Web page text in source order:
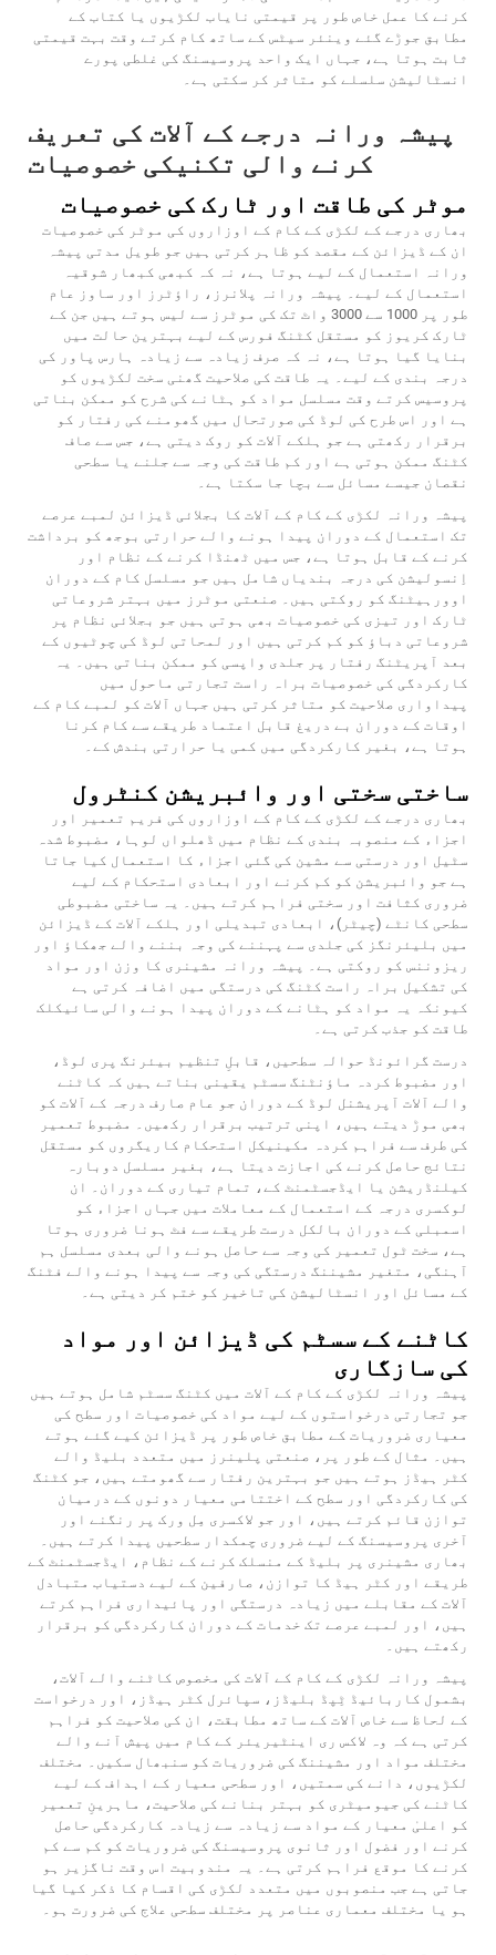
کرنے کا عمل خاص طور پر قیمتی نایاب لکڑیوں یا کتاب کے
مطابق جوڑے گئے وینئر سیٹس کے ساتھ کام کرتے وقت بہت قیمتی
ثابت ہوتا ہے، جہاں ایک واحد پروسیسنگ کی غلطی پورے
انسٹالیشن سلسلے کو متاثر کر سکتی ہے۔
پیشہ ورانہ درجے کے آلات کی تعریف
کرنے والی تکنیکی خصوصیات
موٹر کی طاقت اور ٹارک کی خصوصیات
بھاری درجے کے لکڑی کے کام کے اوزاروں کی موٹر کی خصوصیات
ان کے ڈیزائن کے مقصد کو ظاہر کرتی ہیں جو طویل مدتی پیشہ
ورانہ استعمال کے لیے ہوتا ہے، نہ کہ کبھی کبھار شوقیہ
استعمال کے لیے۔ پیشہ ورانہ پلانرز، راؤٹرز اور ساوز عام
طور پر 1000 سے 3000 واٹ تک کی موٹرز سے لیس ہوتے ہیں جن کے
ٹارک کریوز کو مستقل کٹنگ فورس کے لیے بہترین حالت میں
بنایا گیا ہوتا ہے، نہ کہ صرف زیادہ سے زیادہ ہارس پاور کی
درجہ بندی کے لیے۔ یہ طاقت کی صلاحیت گھنی سخت لکڑیوں کو
پروسیس کرتے وقت مسلسل مواد کو ہٹانے کی شرح کو ممکن بناتی
ہے اور اس طرح کی لوڈ کی صورتحال میں گھومنے کی رفتار کو
برقرار رکھتی ہے جو ہلکے آلات کو روک دیتی ہے، جس سے صاف
کٹنگ ممکن ہوتی ہے اور کم طاقت کی وجہ سے جلنے یا سطحی
نقصان جیسے مسائل سے بچا جا سکتا ہے۔
پیشہ ورانہ لکڑی کے کام کے آلات کا بجلائی ڈیزائن لمبے عرصے
تک استعمال کے دوران پیدا ہونے والے حرارتی بوجھ کو برداشت
کرنے کے قابل ہوتا ہے، جس میں ٹھنڈا کرنے کے نظام اور
اِنسولیشن کی درجہ بندیاں شامل ہیں جو مسلسل کام کے دوران
اوورہیٹنگ کو روکتی ہیں۔ صنعتی موٹرز میں بہتر شروعاتی
ٹارک اور تیزی کی خصوصیات بھی ہوتی ہیں جو بجلائی نظام پر
شروعاتی دباؤ کو کم کرتی ہیں اور لمحاتی لوڈ کی چوٹیوں کے
بعد آپریٹنگ رفتار پر جلدی واپسی کو ممکن بناتی ہیں۔ یہ
کارکردگی کی خصوصیات براہ راست تجارتی ماحول میں
پیداواری صلاحیت کو متاثر کرتی ہیں جہاں آلات کو لمبے کام کے
اوقات کے دوران بے دریغ قابل اعتماد طریقے سے کام کرنا
ہوتا ہے، بغیر کارکردگی میں کمی یا حرارتی بندش کے۔
ساختی سختی اور وائبریشن کنٹرول
بھاری درجے کے لکڑی کے کام کے اوزاروں کی فریم تعمیر اور
اجزاء کے منصوبہ بندی کے نظام میں ڈھلواں لوہا، مضبوط شدہ
سٹیل اور درستی سے مشین کی گئی اجزاء کا استعمال کیا جاتا
ہے جو وائبریشن کو کم کرنے اور ابعادی استحکام کے لیے
ضروری کثافت اور سختی فراہم کرتے ہیں۔ یہ ساختی مضبوطی
سطحی کانٹے (چیٹر)، ابعادی تبدیلی اور ہلکے آلات کے ڈیزائن
میں بلیئرنگز کی جلدی سے پہننے کی وجہ بننے والے جھکاؤ اور
ریزوننس کو روکتی ہے۔ پیشہ ورانہ مشینری کا وزن اور مواد
کی تشکیل براہ راست کٹنگ کی درستگی میں اضافہ کرتی ہے
کیونکہ یہ مواد کو ہٹانے کے دوران پیدا ہونے والی سائیکلک
طاقت کو جذب کرتی ہے۔
درست گرائونڈ حوالہ سطحیں، قابلِ تنظیم بیئرنگ پری لوڈ،
اور مضبوط کردہ ماؤنٹنگ سسٹم یقینی بناتے ہیں کہ کاٹنے
والے آلات آپریشنل لوڈ کے دوران جو عام صارف درجہ کے آلات کو
بھی موڑ دیتے ہیں، اپنی ترتیب برقرار رکھیں۔ مضبوط تعمیر
کی طرف سے فراہم کردہ مکینیکل استحکام کاریگروں کو مستقل
نتائج حاصل کرنے کی اجازت دیتا ہے، بغیر مسلسل دوبارہ
کیلنڈریشن یا ایڈجسٹمنٹ کے، تمام تیاری کے دوران۔ ان
لوکسری درجہ کے استعمال کے معاملات میں جہاں اجزاء کو
اسمبلی کے دوران بالکل درست طریقے سے فٹ ہونا ضروری ہوتا
ہے، سخت ٹول تعمیر کی وجہ سے حاصل ہونے والی بعدی مسلسل ہم
آہنگی، متغیر مشیننگ درستگی کی وجہ سے پیدا ہونے والے فٹنگ
کے مسائل اور انسٹالیشن کی تاخیر کو ختم کر دیتی ہے۔
کاٹنے کے سسٹم کی ڈیزائن اور مواد
کی سازگاری
پیشہ ورانہ لکڑی کے کام کے آلات میں کٹنگ سسٹم شامل ہوتے ہیں
جو تجارتی درخواستوں کے لیے مواد کی خصوصیات اور سطح کی
معیاری ضروریات کے مطابق خاص طور پر ڈیزائن کیے گئے ہوتے
ہیں۔ مثال کے طور پر، صنعتی پلینرز میں متعدد بلیڈ والے
کٹر ہیڈز ہوتے ہیں جو بہترین رفتار سے گھومتے ہیں، جو کٹنگ
کی کارکردگی اور سطح کے اختتامی معیار دونوں کے درمیان
توازن قائم کرتے ہیں، اور جو لاکسری مِل ورک پر رنگنے اور
آخری پروسیسنگ کے لیے ضروری چمکدار سطحیں پیدا کرتے ہیں۔
بھاری مشینری پر بلیڈ کے منسلک کرنے کے نظام، ایڈجسٹمنٹ کے
طریقے اور کٹر ہیڈ کا توازن، صارفین کے لیے دستیاب متبادل
آلات کے مقابلے میں زیادہ درستگی اور پائیداری فراہم کرتے
ہیں، اور لمبے عرصے تک خدمات کے دوران کارکردگی کو برقرار
رکھتے ہیں۔
پیشہ ورانہ لکڑی کے کام کے آلات کی مخصوص کاٹنے والے آلات،
بشمول کاربائیڈ ٹِپڈ بلیڈز، سپائرل کٹر ہیڈز، اور درخواست
کے لحاظ سے خاص آلات کے ساتھ مطابقت، ان کی صلاحیت کو فراہم
کرتی ہے کہ وہ لاکس ری اینٹیریئر کے کام میں پیش آنے والے
مختلف مواد اور مشیننگ کی ضروریات کو سنبھال سکیں۔ مختلف
لکڑیوں، دانے کی سمتیں، اور سطحی معیار کے اہداف کے لیے
کاٹنے کی جیومیٹری کو بہتر بنانے کی صلاحیت، ماہرینِ تعمیر
کو اعلیٰ معیار کے مواد سے زیادہ سے زیادہ کارکردگی حاصل
کرنے اور فضول اور ثانوی پروسیسنگ کی ضروریات کو کم سے کم
کرنے کا موقع فراہم کرتی ہے۔ یہ مندوبیت اس وقت ناگزیر ہو
جاتی ہے جب منصوبوں میں متعدد لکڑی کی اقسام کا ذکر کیا گیا
ہو یا مختلف معماری عناصر پر مختلف سطحی علاج کی ضرورت ہو۔